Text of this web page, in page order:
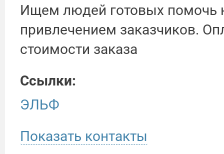
Ищем людей готовых помочь
привлечением заказчиков.
стоимости заказа
Ссылки:
ЭЛЬФ
Показать контакты